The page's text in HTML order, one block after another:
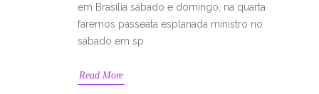
em Brasília sábado e domingo, na quarta
faremos passeata esplanada ministro no
sábado em sp
Read More